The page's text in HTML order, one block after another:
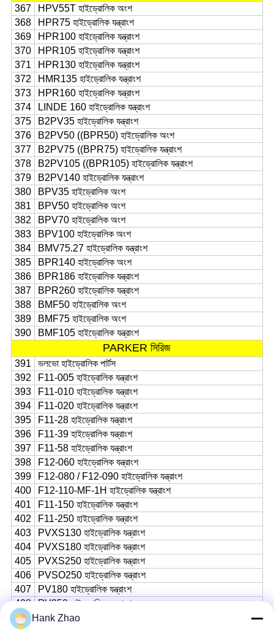
367
HPV55T হাইড্রোলিক অংশ
368
HPR75 হাইড্রোলিক যন্ত্রাংশ
369
HPR100 হাইড্রোলিক যন্ত্রাংশ
370
HPR105 হাইড্রোলিক যন্ত্রাংশ
371
HPR130 হাইড্রোলিক যন্ত্রাংশ
372
HMR135 হাইড্রোলিক যন্ত্রাংশ
373
HPR160 হাইড্রোলিক যন্ত্রাংশ
374
LINDE 160 হাইড্রোলিক যন্ত্রাংশ
375
B2PV35 হাইড্রোলিক যন্ত্রাংশ
376
B2PV50 ((BPR50) হাইড্রোলিক অংশ
377
B2PV75 ((BPR75) হাইড্রোলিক যন্ত্রাংশ
378
B2PV105 ((BPR105) হাইড্রোলিক যন্ত্রাংশ
379
B2PV140 হাইড্রোলিক যন্ত্রাংশ
380
BPV35 হাইড্রোলিক অংশ
381
BPV50 হাইড্রোলিক অংশ
382
BPV70 হাইড্রোলিক অংশ
383
BPV100 হাইড্রোলিক অংশ
384
BMV75.27 হাইড্রোলিক যন্ত্রাংশ
385
BPR140 হাইড্রোলিক অংশ
386
BPR186 হাইড্রোলিক যন্ত্রাংশ
387
BPR260 হাইড্রোলিক যন্ত্রাংশ
388
BMF50 হাইড্রোলিক অংশ
389
BMF75 হাইড্রোলিক অংশ
390
BMF105 হাইড্রোলিক যন্ত্রাংশ
PARKER সিরিজ
391
ভলভো হাইড্রোলিক পার্টস
392
F11-005 হাইড্রোলিক যন্ত্রাংশ
393
F11-010 হাইড্রোলিক যন্ত্রাংশ
394
F11-020 হাইড্রোলিক যন্ত্রাংশ
395
F11-28 হাইড্রোলিক যন্ত্রাংশ
396
F11-39 হাইড্রোলিক যন্ত্রাংশ
397
F11-58 হাইড্রোলিক যন্ত্রাংশ
398
F12-060 হাইড্রোলিক যন্ত্রাংশ
399
F12-080 / F12-090 হাইড্রোলিক যন্ত্রাংশ
400
F12-110-MF-1H হাইড্রোলিক যন্ত্রাংশ
401
F11-150 হাইড্রোলিক যন্ত্রাংশ
402
F11-250 হাইড্রোলিক যন্ত্রাংশ
403
PVXS130 হাইড্রোলিক যন্ত্রাংশ
404
PVXS180 হাইড্রোলিক যন্ত্রাংশ
405
PVXS250 হাইড্রোলিক যন্ত্রাংশ
406
PVSO250 হাইড্রোলিক যন্ত্রাংশ
407
PV180 হাইড্রোলিক যন্ত্রাংশ
408
PV250 হাইড্রোলিক যন্ত্রাংশ
409
PLV250 হাইড্রোলিক যন্ত্রাংশ
Hank Zhao